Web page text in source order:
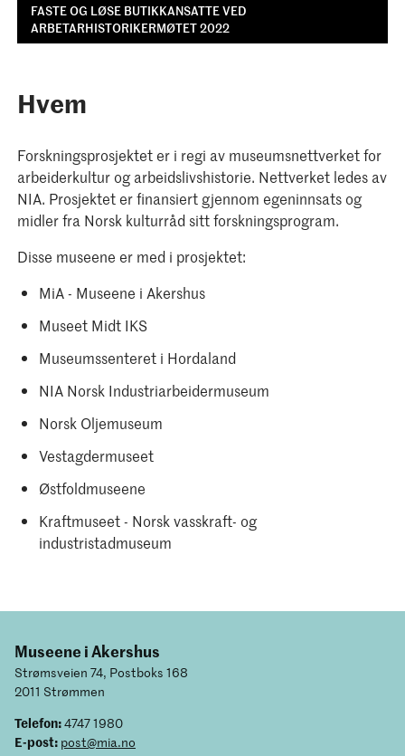
FASTE OG LØSE BUTIKKANSATTE VED
ARBETARHISTORIKERMØTET 2022
Hvem
Forskningsprosjektet er i regi av museumsnettverket for
arbeiderkultur og arbeidslivshistorie. Nettverket ledes av
NIA. Prosjektet er finansiert gjennom egeninnsats og
midler fra Norsk kulturråd sitt forskningsprogram.
Disse museene er med i prosjektet:
MiA - Museene i Akershus
Museet Midt IKS
Museumssenteret i Hordaland
NIA Norsk Industriarbeidermuseum​
Norsk Oljemuseum
Vestagdermuseet
Østfoldmuseene
Kraftmuseet - Norsk vasskraft- og
industristadmuseum
Museene i Akershus
Strømsveien 74, Postboks 168
2011 Strømmen
Telefon:4747 1980
E-post: post@mia.no